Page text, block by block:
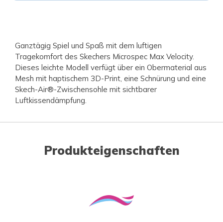
Ganztägig Spiel und Spaß mit dem luftigen
Tragekomfort des Skechers Microspec Max Velocity.
Dieses leichte Modell verfügt über ein Obermaterial aus
Mesh mit haptischem 3D-Print, eine Schnürung und eine
Skech-Air®-Zwischensohle mit sichtbarer
Luftkissendämpfung.
Produkteigenschaften